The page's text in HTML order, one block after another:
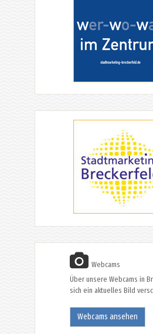
Webcams
Über unsere Webcams in
sich ein aktuelles Bild
Webcams ansehen